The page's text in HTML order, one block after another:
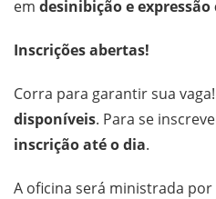
em desinibição e
Inscrições abertas!
Corra para garantir sua
disponíveis. Para se
inscriçãoaté o dia.
A oficina será ministrada por